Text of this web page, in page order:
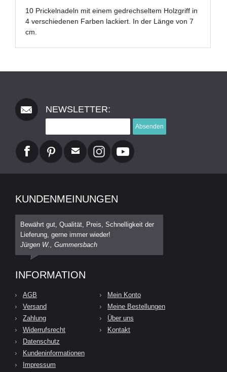
10 Prickelnadeln mit einem gedrechseltem Holzgriff in
4 verschiedenen Farben lackiert. In der Länge von 7
cm.
NEWSLETTER:
Absenden
KUNDENMEINUNGEN
Bewährt gut, Qualität, Preis, Schnelligkeit der
Lieferung, gerne immer wieder!
Jürgen W., Gummersbach
INFORMATION
AGB
Versand
Zahlung
Widerrufsrecht
Datenschutz
Kundeninformationen
Impressum
Mein Konto
Meine Bestellungen
Über uns
Kontakt